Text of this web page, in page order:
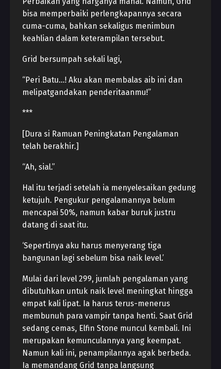
bisa memperbaiki perlengkapannya secara
cuma-cuma, bahkan sekaligus menimbun
keahlian dalam keterampilan tersebut.
Grid bersumpah sekali lagi,
“Peri Batu…! Aku akan membalas aib ini dan
melipatgandakan penderitaanmu!”
***
[Dura si Ramuan Peningkatan Pengalaman
telah berakhir.]
“Ah, sial.”
Hal itu terjadi setelah ia menyelesaikan gedung
ketujuh. Pengukur pengalamannya belum
mencapai 50%, namun kabar buruk justru
datang di saat itu.
‘Sepertinya aku harus menyerang tiga
bangunan lagi sebelum bisa naik level.’
Mulai dari level 299, jumlah pengalaman yang
dibutuhkan untuk naik level meningkat hingga
empat kali lipat. Ia harus terus-menerus
membunuh para vampir tanpa henti. Saat Grid
sedang cemas, Elfin Stone muncul kembali. Ini
merupakan kemunculannya yang keempat.
Namun kali ini, penampilannya agak berbeda.
Ia memandang Grid tanpa langsung